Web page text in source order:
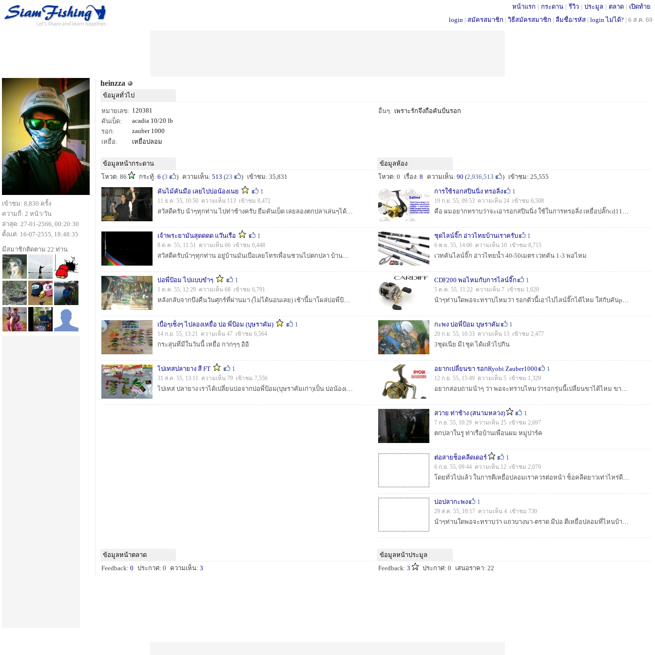
หน้าแรก | กระดาน | รีวิว | ประมูล | ตลาด | เปิดท้าย
login | สมัครสมาชิก | วิธีสมัครสมาชิก | ลืมชื่อ/รหัส | login ไม่ได้? | 6 ส.ค. 69
heinzza
ข้อมูลทั่วไป
หมายเลข: 120381
คันเบ็ด:
acadia 10/20 lb
รอก:
zauber 1000
เหยื่อ:
เหยื่อปลอม
อื่นๆ: เพราะรักจึงถือคันปั่นรอก
ข้อมูลหน้ากระดาน
โหวต: 86
กระทู้: 6 (3 ) ความเห็น: 513 (23 ) เข้าชม: 35,831
คันไม้คันมือ เลยไปบ่อน้องเนย
1
11 ธ.ค. 55, 10:50 ความเห็น 113 เข้าชม 8,472
สวัสดีครับ น้าๆทุกท่าน ไปท่าช้างครับ ยืมคันเบ็ด เลยลองตกปลาเล่นๆได้ซะงั้น ไอดุก :grin: :grin: :grin:...
เจ้าพระยามันสุดดดด แว๊นเรือ 1
8 ต.ค. 55, 11:51 ความเห็น 66 เข้าชม 6,448
สวัสดีครับน้าๆทุกท่าน อยู่บ้านมันเบือเลยโทรเพื่อนชวนไปตกปลา บ้านหมู่ปาร์ค ท่าช้าง(สนามหลวง) :grin: :grin: :grin:...
บ่อพี่ป้อม ไปแบบขำๆ 1
1 ต.ค. 55, 12:29 ความเห็น 68 เข้าชม 6,791
หลังกลับจากบึงคืนวันศุกร์ที่ผ่านมา (ไม่ได้นอนเลย) เช้านี้มาโผล่บ่อพี่ป้อม(บางพลี) ไปเพราะใจมัน...
เบื่อๆเซ็งๆ ไปลองเหยื่อ บ่อ พี่ป้อม (บุษราคัม) 1
14 ก.ย. 55, 13:21 ความเห็น 47 เข้าชม 6,564
กระสุนที่มีในวันนี้ เหยื่อ กากๆๆ อิอิ
ไปเทสปลายาง สี FT 1
31 ส.ค. 55, 13:11 ความเห็น 79 เข้าชม 7,556
ไปเทส ปลายาง เราได้เปลี่ยนบ่อจากบ่อพี่ป้อม(บุษราคัมเก่า)เป็น บ่อน้องเนย บางนาตราด กม 39 เดินทางเช้าวันเสาร์ที่ 1 กันยายน :cool: :cool:...
ข้อมูลห้อง
โหวต: 0
เรื่อง: 8 ความเห็น: 90 (2,936,513 ) เข้าชม: 25,555
การใช้รอกสปินนิ่ง ทรอลิ่ง
1
19 ก.ย. 55, 09:53 ความเห็น 24 เข้าชม 6,508
คือ ผมอยากทราบว่าจะเอารอกสปินนิ่ง ใช้ในการทรอลิ่ง เหยื่อปลั๊กcd11 สายpe6นะครับ ได้ไหมครับ...
ชุดไลน์จิ๊ก อ่าวไทยบ้านเราครับ 1
6 พ.ย. 55, 14:06 ความเห็น 10 เข้าชม 8,715
เวทคันไลน์จิ๊ก อ่าวไทยน้ำ 40-50เมตร เวทคัน 1-3 พอไหม
CDF200 พอไหมกับการไลน์จิ๊ก 1
5 ต.ค. 55, 11:22 ความเห็น 7 เข้าชม 1,020
น้าๆท่านใดพอจะทราบไหมว่า รอกตัวนี้เอาไปไลน์จิ๊กได้ไหม ใส่กับคันpe1-3 ใส่สายpe3สัก100กว่าเมตร แล้วมันมีขาเปลี่ยนเป้นแบบสปอส์ไหม...
กะพง บ่อพี่ป้อม บุษราคัม 1
20 ก.ย. 55, 10:33 ความเห็น 13 เข้าชม 2,477
3ชุดเนีย มี1ชุด ได้แห้วไปกิน
อยากเปลี่ยนขา รอกRyobi Zauber1000 1
12 ก.ย. 55, 15:49 ความเห็น 5 เข้าชม 1,329
อยากสอบถามน้าๆ ว่า พอจะทราบไหมว่ารอกรุ่นนี้เปลี่ยนขาได้ไหม ขาเดิมดูมันไม่ค่อยแข็งแรงด้วย ช่วยแนะนำด้วยครับ...
สวาย ท่าช้าง (สนามหลวง) 1
7 ก.ย. 55, 10:29 ความเห็น 25 เข้าชม 2,697
ตกปลาในรู ท่าเรือบ้านเพื่อนผม หมู่ปาร์ค
ต่อสายช็อคลีดเดอร์ 1
6 ก.ย. 55, 09:44 ความเห็น 12 เข้าชม 2,079
โดยทั่วไปแล้ว ในการตีเหยื่อปลอมเราควรต่อหน้า ช็อคลีดยาวเท่าไหร่ดีครับ 1เมตรโอเคไหม...
บ่อปลากะพง 1
29 ส.ค. 55, 10:17 ความเห็น 4 เข้าชม 730
น้าๆท่านใดพอจะทราบว่า แถวบางนา-ตราด มีบ่อ ตีเหยื่อปลอมที่ไหนบ้างครับ...
ข้อมูลหน้าตลาด
Feedback: 0 ประกาศ: 0 ความเห็น: 3
ข้อมูลหน้าประมูล
Feedback: 3 ประกาศ: 0 เสนอราคา: 22
เข้าชม: 8,830 ครั้ง
ความถี่: 2 หน้า/วัน
ล่าสุด: 27-01-2566, 00:20:30
ตั้งแต่: 16-07-2555, 18:48:35
มีสมาชิกติดตาม 22 ท่าน